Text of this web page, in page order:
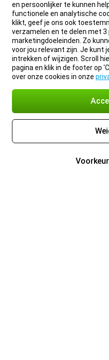
en persoonlijker te kunnen
functionele en analytische
klikt, geef je ons ook
verzamelen en te delen met
marketingdoeleinden. Zo
voor jou relevant zijn. Je kunt
intrekken of wijzigen. Scroll
pagina en klik in de footer op
over onze cookies in onze